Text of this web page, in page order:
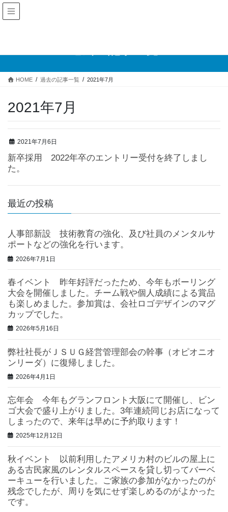
HOME 過去の記事一覧 2021年7月
2021年7月
2021年7月6日
新卒採用 2022年卒のエントリー受付を終了しまし
た。
最近の投稿
人事部新設 技術教育の強化、及び社員のメンタルサ
ポートなどの強化を行います。
2026年7月1日
春イベント 昨年好評だったため、今年もボーリング
大会を開催しました。チーム戦や個人成績による賞品
も楽しめました。参加賞は、会社ロゴデザインのマグ
カップでした。
2026年5月16日
弊社社長がＪＳＵＧ経営管理部会の幹事（オピオニオ
ンリーダ）に復帰しました。
2026年4月1日
忘年会 今年もグランフロント大阪にて開催し、ビン
ゴ大会で盛り上がりました。3年連続同じお店になって
しまったので、来年は早めに予約取ります！
2025年12月12日
秋イベント 以前利用したアメリカ村のビルの屋上に
ある古民家風のレンタルスペースを貸し切ってバーベ
ーキューを行いました。ご家族の参加がなかったのが
残念でしたが、周りを気にせず楽しめるのがよかった
です。